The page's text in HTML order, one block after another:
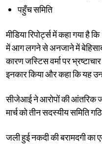
पहुँच समिति
मीडिया रिपोर्ट्स में कहा गया है
में आग लगने से अनजाने में
कारण जस्टिस वर्मा पर
इनकार किया और कहा कि यह
सीजेआई ने आरोपों की आंतरिक
मार्च को तीन सदस्यीय समिति
जली हुई नकदी की बरामदगी का